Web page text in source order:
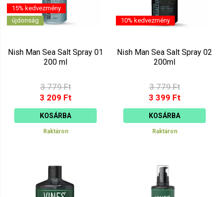
15% kedvezmény
újdonság
Nish Man Sea Salt Spray 01
200 ml
3 779 Ft
3 209 Ft
KOSÁRBA
Raktáron
10% kedvezmény
Nish Man Sea Salt Spray 02
200ml
3 779 Ft
3 399 Ft
KOSÁRBA
Raktáron